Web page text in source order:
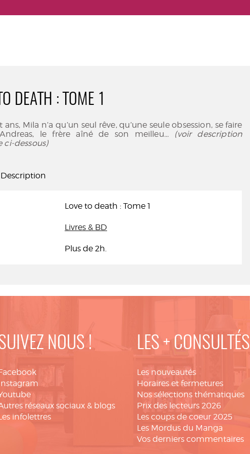
DEATH : TOME 1
Mila n’a qu’un seul rêve, qu’une seule obsession, se faire
le frère aîné de son meilleu... (voir description
ci-dessous)
Description
Love to death : Tome 1
Livres & BD
Plus de 2h.
NOUS !
réseaux sociaux & blogs
infolettres
LES + CONSULTÉS
Les nouveautés
Horaires et fermetures
Nos sélections thématiques
Prix des lecteurs 2026
Les coups de coeur 2025
Les Mordus du Manga
Vos derniers commentaires